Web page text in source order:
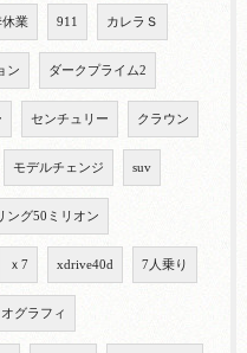
休業 911 カレラＳ
ン ダークプライム2
センチュリー クラウン
モデルチェンジ suv
ング50ミリオン
ｘ7 xdrive40d 7人乗り
グラフィ